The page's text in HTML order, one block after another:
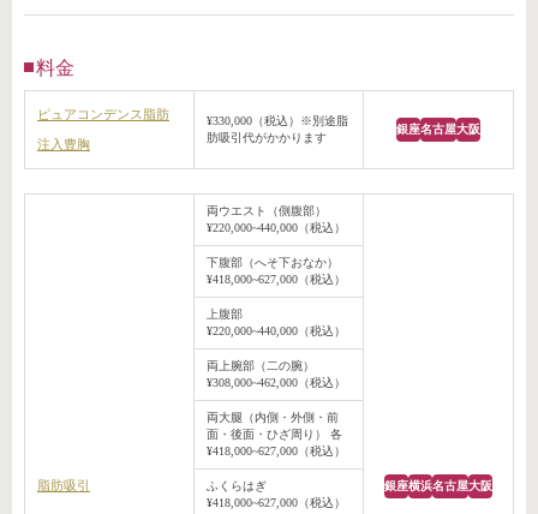
料金
ピュアコンデンス脂肪
注入豊胸
¥330,000（税込）※別途脂
肪吸引代がかかります
銀座名古屋大阪
脂肪吸引
両ウエスト（側腹部）
¥220,000~440,000（税込）
銀座横浜名古屋大阪
下腹部（へそ下おなか）
¥418,000~627,000（税込）
上腹部
¥220,000~440,000（税込）
両上腕部（二の腕）
¥308,000~462,000（税込）
両大腿（内側・外側・前
面・後面・ひざ周り） 各
¥418,000~627,000（税込）
ふくらはぎ
¥418,000~627,000（税込）